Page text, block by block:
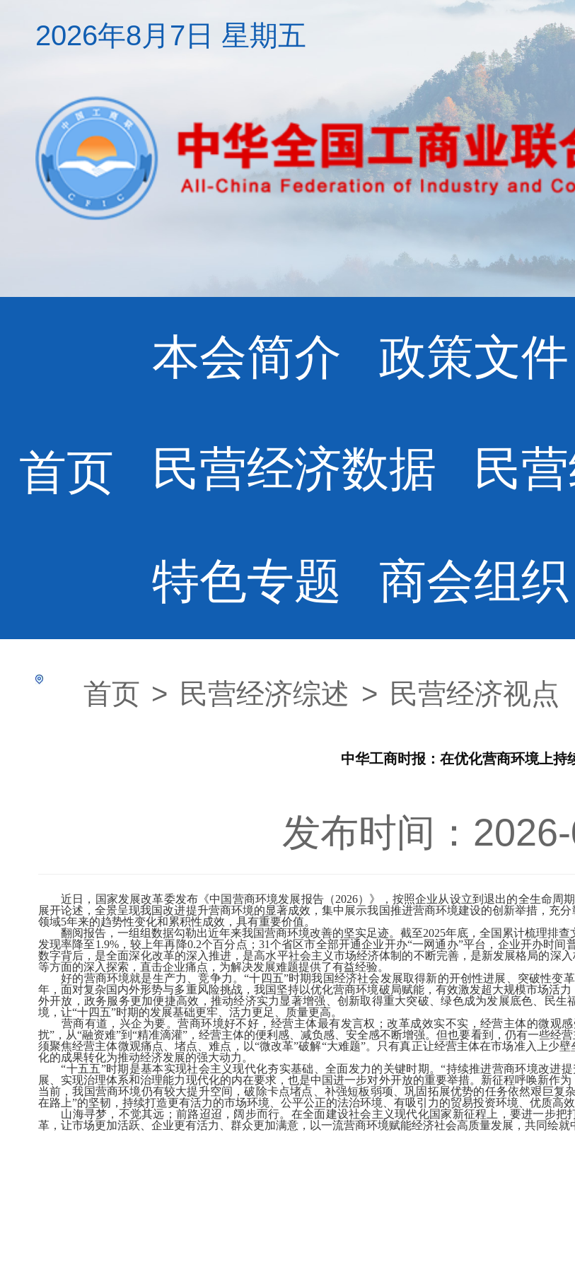
2026年8月7日 星期五
首页
本会简介 政策文件
民营经济数据 民
特色专题 商会组织
首页 > 民营经济综述 > 民营经济视点
中华工商时报：在优化营商环境上持
发布时间：
近日，国家发展改革委发布《中国营商环境发展报告（2026）》，按照企业从设立到退出的全生命周
展开论述，全景呈现我国改进提升营商环境的显著成效，集中展示我国推进营商环境建设的创新举措，充
领域5年来的趋势性变化和累积性成效，具有重要价值。
翻阅报告，一组组数据勾勒出近年来我国营商环境改善的坚实足迹。截至2025年底，全国累计梳理排查
发现率降至1.9%，较上年再降0.2个百分点；31个省区市全部开通企业开办“一网通办”平台，企业开办时
数字背后，是全面深化改革的深入推进，是高水平社会主义市场经济体制的不断完善，是新发展格局的深
等方面的深入探索，直击企业痛点，为解决发展难题提供了有益经验。
好的营商环境就是生产力、竞争力。“十四五”时期我国经济社会发展取得新的开创性进展、突破性变
年，面对复杂国内外形势与多重风险挑战，我国坚持以优化营商环境破局赋能，有效激发超大规模市场活
外开放，政务服务更加便捷高效，推动经济实力显著增强、创新取得重大突破、绿色成为发展底色、民
境，让“十四五”时期的发展基础更牢、活力更足、质量更高。
营商有道，兴企为要。营商环境好不好，经营主体最有发言权；改革成效实不实，经营主体的微观感
扰”，从“融资难”到“精准滴灌”，经营主体的便利感、减负感、安全感不断增强。但也要看到，仍有一些经
须聚焦经营主体微观痛点、堵点、难点，以“微改革”破解“大难题”。只有真正让经营主体在市场准入上少
化的成果转化为推动经济发展的强大动力。
“十五五”时期是基本实现社会主义现代化夯实基础、全面发力的关键时期。“持续推进营商环境改进
展、实现治理体系和治理能力现代化的内在要求，也是中国进一步对外开放的重要举措。新征程呼唤新作
当前，我国营商环境仍有较大提升空间，破除卡点堵点、补强短板弱项、巩固拓展优势的任务依然艰巨复
在路上”的坚韧，持续打造更有活力的市场环境、公平公正的法治环境、有吸引力的贸易投资环境、优质高
山海寻梦，不觉其远；前路迢迢，阔步而行。在全面建设社会主义现代化国家新征程上，要进一步把
革，让市场更加活跃、企业更有活力、群众更加满意，以一流营商环境赋能经济社会高质量发展，共同绘就